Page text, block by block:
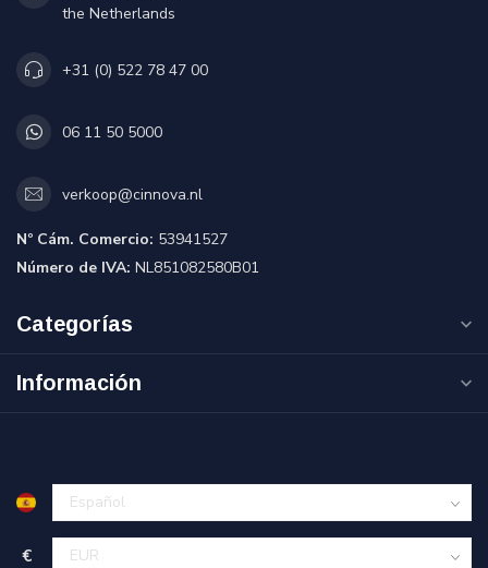
the Netherlands
+31 (0) 522 78 47 00
06 11 50 5000
verkoop@cinnova.nl
Nº Cám. Comercio: 53941527
Número de IVA: NL851082580B01
Categorías
Información
€